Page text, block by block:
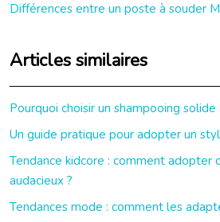
Différences entre un poste à souder
Articles similaires
Pourquoi choisir un shampooing
Un guide pratique pour adopter un
Tendance kidcore : comment adopter
audacieux ?
Tendances mode : comment les